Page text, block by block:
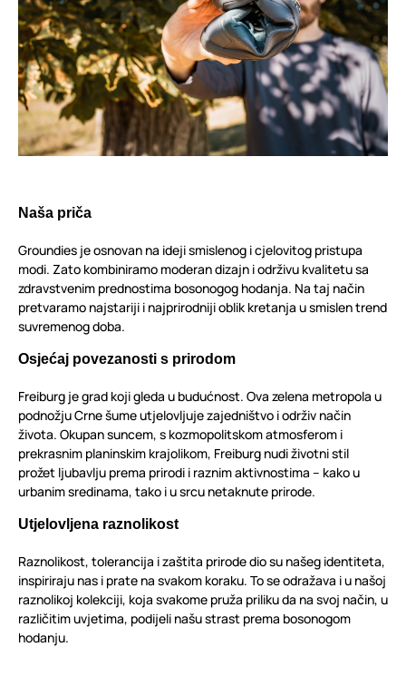
Naša priča
Groundies je osnovan na ideji smislenog i cjelovitog pristupa
modi. Zato kombiniramo moderan dizajn i održivu kvalitetu sa
zdravstvenim prednostima bosonogog hodanja. Na taj način
pretvaramo najstariji i najprirodniji oblik kretanja u smislen trend
suvremenog doba.
Osjećaj povezanosti s prirodom
Freiburg je grad koji gleda u budućnost. Ova zelena metropola u
podnožju Crne šume utjelovljuje zajedništvo i održiv način
života. Okupan suncem, s kozmopolitskom atmosferom i
prekrasnim planinskim krajolikom, Freiburg nudi životni stil
prožet ljubavlju prema prirodi i raznim aktivnostima – kako u
urbanim sredinama, tako i u srcu netaknute prirode.
Utjelovljena raznolikost
Raznolikost, tolerancija i zaštita prirode dio su našeg identiteta,
inspiriraju nas i prate na svakom koraku. To se odražava i u našoj
raznolikoj kolekciji, koja svakome pruža priliku da na svoj način, u
različitim uvjetima, podijeli našu strast prema bosonogom
hodanju.